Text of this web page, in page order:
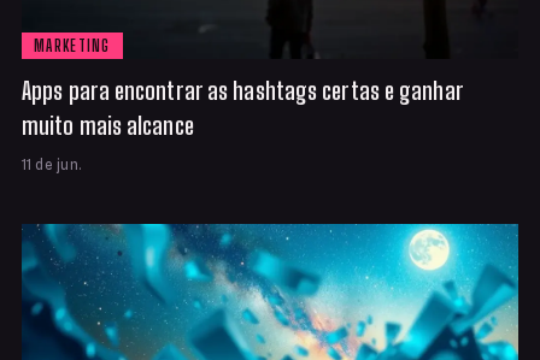
MARKETING
Apps para encontrar as hashtags certas e ganhar
muito mais alcance
11 de jun.